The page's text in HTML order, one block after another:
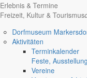
Erlebnis & Termine
Freizeit, Kultur & Tourismus
Dorfmuseum
Aktivitäten
Terminkalender
Feste,
Vereine